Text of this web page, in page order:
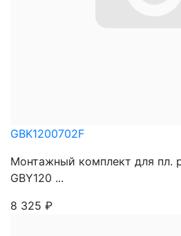
GBK1200702F
Монтажный комплект для пл.
GBY120 ...
8 325 ₽